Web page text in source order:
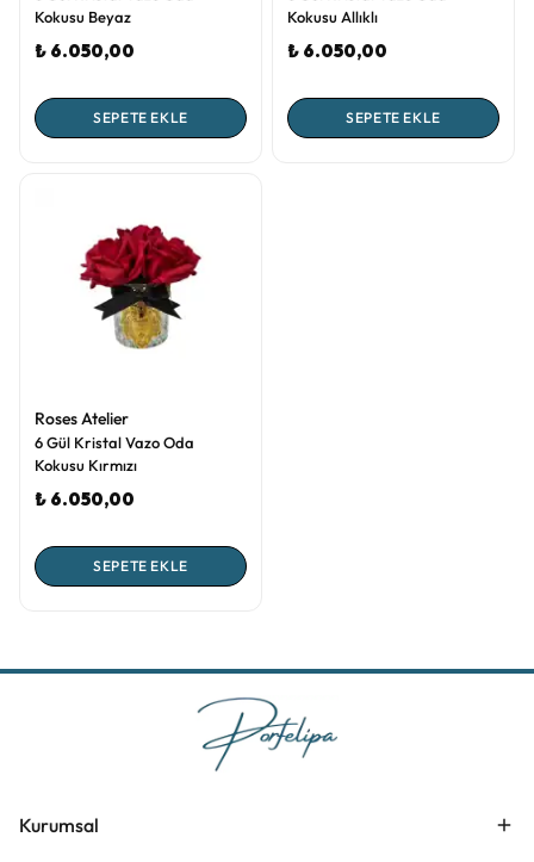
Kokusu Beyaz
₺ 6.050,00
SEPETE EKLE
Kokusu Allıklı
₺ 6.050,00
SEPETE EKLE
Roses Atelier
6 Gül Kristal Vazo Oda
Kokusu Kırmızı
₺ 6.050,00
SEPETE EKLE
Kurumsal